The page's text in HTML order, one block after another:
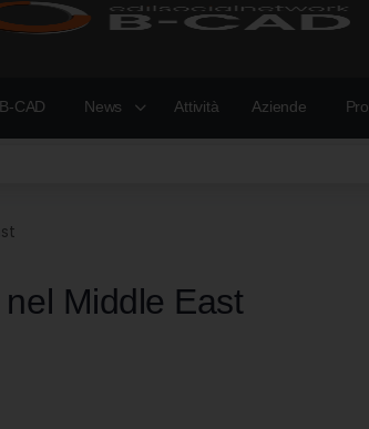
CAD News Attività Aziende
Middle East